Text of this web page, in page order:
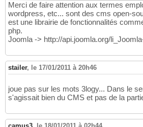
Merci de faire attention aux termes
wordpress, etc... sont des cms open-
est une librairie de fonctionnalités
php.
Joomla -> http://api.joomla.org/
stailer, le 17/01/2011 à 20h46
joue pas sur les mots 3logy... Dans le
s'agissait bien du CMS et pas de la